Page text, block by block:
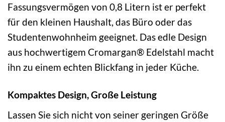
Fassungsvermögen von 0,8 Litern ist er perfekt
für den kleinen Haushalt, das Büro oder das
Studentenwohnheim geeignet. Das edle Design
aus hochwertigem Cromargan® Edelstahl macht
ihn zu einem echten Blickfang in jeder Küche.
Kompaktes Design, Große Leistung
Lassen Sie sich nicht von seiner geringen Größe